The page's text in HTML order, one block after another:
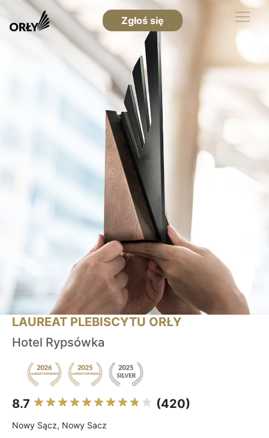
Zgłoś się
LAUREAT PLEBISCYTU ORŁY
Hotel Rypsówka
8.7 (420)
Nowy Sącz, Nowy Sacz